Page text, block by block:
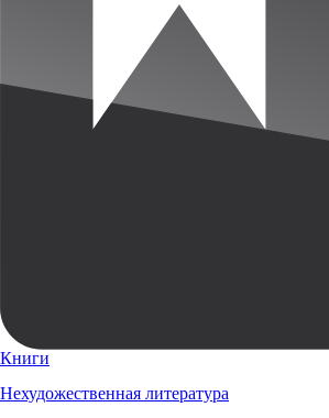
Книги
Нехудожественная литература